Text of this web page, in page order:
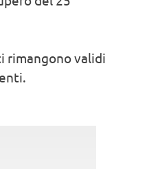
rimangono validi